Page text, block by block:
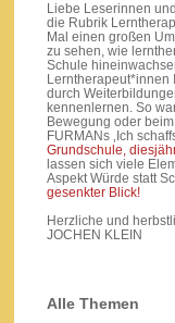
Liebe Leserinnen
die Rubrik
Mal einen großen
zu sehen, wie
Schule
Lerntherapeut*innen
durch
kennenlernen. So
Bewegung oder
FURMANs ‚Ich
Grundschule,
lassen sich viele
Aspekt Würde statt
gesenkter Blick!
Herzliche und
JOCHEN KLEIN
Alle Themen